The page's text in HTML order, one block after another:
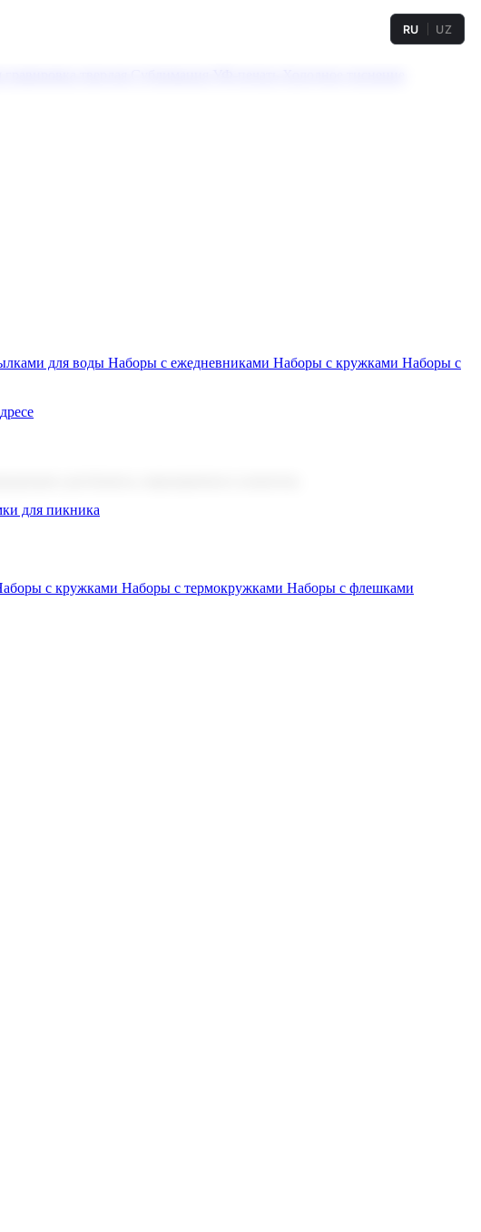
RU UZ
для воды Наборы с ежедневниками Наборы с кружками Наборы с
для пикника
для бизнеса, мероприятия и клиентов.
с кружками Наборы с термокружками Наборы с флешками